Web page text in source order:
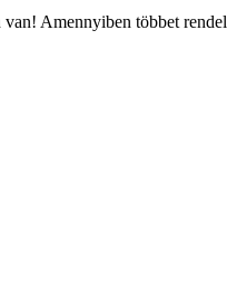
Amennyiben többet